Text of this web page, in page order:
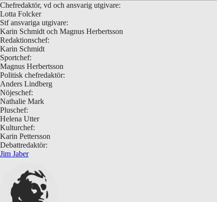
Chefredaktör, vd och ansvarig utgivare:
Lotta Folcker
Stf ansvariga utgivare:
Karin Schmidt och Magnus Herbertsson
Redaktionschef:
Karin Schmidt
Sportchef:
Magnus Herbertsson
Politisk chefredaktör:
Anders Lindberg
Nöjeschef:
Nathalie Mark
Pluschef:
Helena Utter
Kulturchef:
Karin Pettersson
Debattredaktör:
Jim Jaber